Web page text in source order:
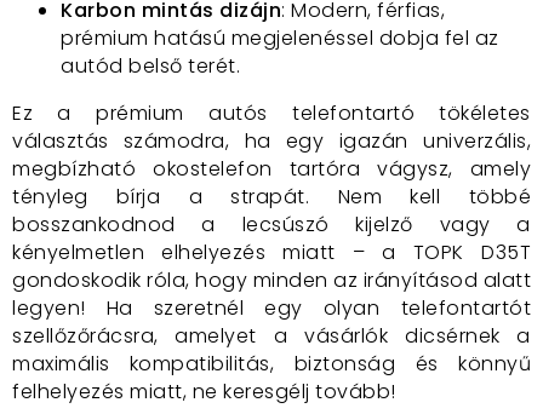
Karbon mintás dizájn: Modern, férfias,
prémium hatású megjelenéssel dobja fel az
autód belső terét.
Ez a prémium autós telefontartó tökéletes
választás számodra, ha egy igazán univerzális,
megbízható okostelefon tartóra vágysz, amely
tényleg bírja a strapát. Nem kell többé
bosszankodnod a lecsúszó kijelző vagy a
kényelmetlen elhelyezés miatt – a TOPK D35T
gondoskodik róla, hogy minden az irányításod alatt
legyen! Ha szeretnél egy olyan telefontartót
szellőzőrácsra, amelyet a vásárlók dicsérnek a
maximális kompatibilitás, biztonság és könnyű
felhelyezés miatt, ne keresgélj tovább!